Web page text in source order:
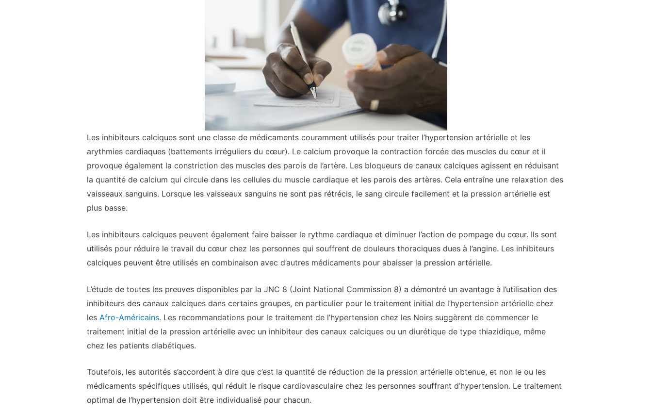
Les inhibiteurs calciques sont une classe de médicaments couramment utilisés pour traiter l’hypertension artérielle et les
arythmies cardiaques (battements irréguliers du cœur). Le calcium provoque la contraction forcée des muscles du cœur et il
provoque également la constriction des muscles des parois de l’artère. Les bloqueurs de canaux calciques agissent en réduisant
la quantité de calcium qui circule dans les cellules du muscle cardiaque et les parois des artères. Cela entraîne une relaxation des
vaisseaux sanguins. Lorsque les vaisseaux sanguins ne sont pas rétrécis, le sang circule facilement et la pression artérielle est
plus basse.
Les inhibiteurs calciques peuvent également faire baisser le rythme cardiaque et diminuer l’action de pompage du cœur. Ils sont
utilisés pour réduire le travail du cœur chez les personnes qui souffrent de douleurs thoraciques dues à l’angine. Les inhibiteurs
calciques peuvent être utilisés en combinaison avec d’autres médicaments pour abaisser la pression artérielle.
L’étude de toutes les preuves disponibles par la JNC 8 (Joint National Commission 8) a démontré un avantage à l’utilisation des
inhibiteurs des canaux calciques dans certains groupes, en particulier pour le traitement initial de l’hypertension artérielle chez
les Afro-Américains. Les recommandations pour le traitement de l’hypertension chez les Noirs suggèrent de commencer le
traitement initial de la pression artérielle avec un inhibiteur des canaux calciques ou un diurétique de type thiazidique, même
chez les patients diabétiques.
Toutefois, les autorités s’accordent à dire que c’est la quantité de réduction de la pression artérielle obtenue, et non le ou les
médicaments spécifiques utilisés, qui réduit le risque cardiovasculaire chez les personnes souffrant d’hypertension. Le traitement
optimal de l’hypertension doit être individualisé pour chacun.